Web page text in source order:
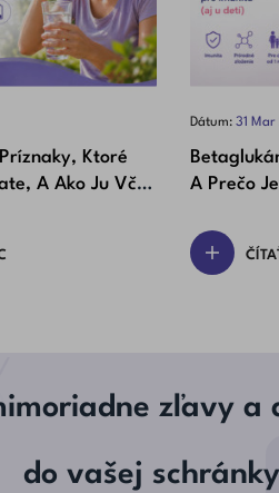
Ktoré
A Ako Ju Včas
Dátum: 31 Mar
A Prečo
zľavy a
do vašej